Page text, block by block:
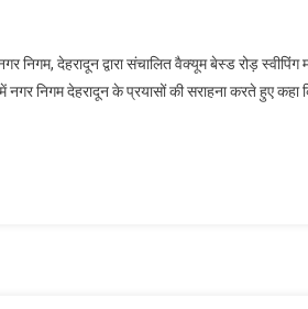
निगम, देहरादून द्वारा संचालित वैक्यूम बेस्ड रोड़
निगम देहरादून के प्रयासों की सराहना करते हुए कहा